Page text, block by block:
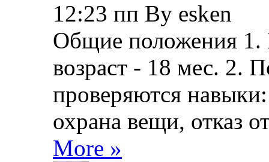
12:23 пп By esken
Общие положения
возраст - 18 мес. 2.
проверяются
охрана вещи, отказ
More »